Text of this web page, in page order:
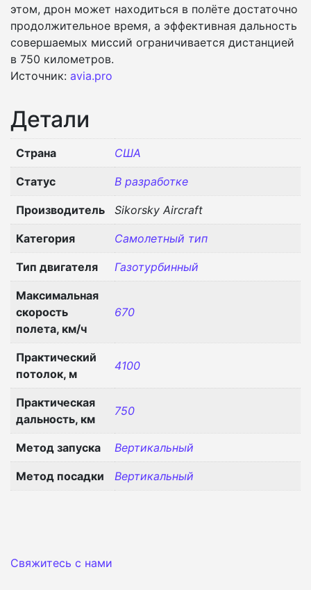
этом, дрон может находиться в полёте достаточно
продолжительное время, а эффективная дальность
совершаемых миссий ограничивается дистанцией
в 750 километров.
Источник: avia.pro
Детали
Страна США
Статус В разработке
Производитель Sikorsky Aircraft
Категория Самолетный тип
Тип двигателя Газотурбинный
Максимальная
скорость
полета, км/ч
670
Практический
потолок, м
4100
Практическая
дальность, км
750
Метод запуска Вертикальный
Метод посадки Вертикальный
Свяжитесь с нами